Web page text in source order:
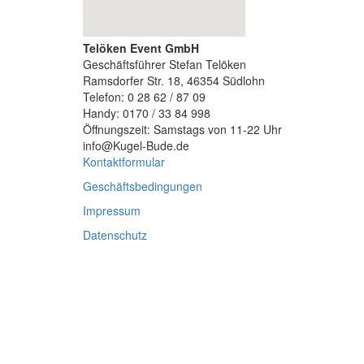
Telöken Event GmbH
Geschäftsführer Stefan Telöken
Ramsdorfer Str. 18, 46354 Südlohn
Telefon: 0 28 62 / 87 09
Handy: 0170 / 33 84 998
Öffnungszeit: Samstags von 11-22 Uhr
info@Kugel-Bude.de
Kontaktformular
Geschäftsbedingungen
Impressum
Datenschutz